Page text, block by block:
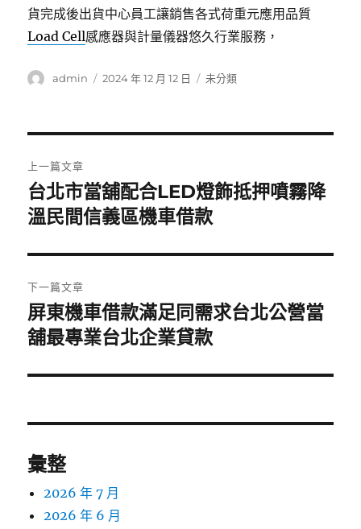
貨完成後出貨中心員工讓銷售各式荷重元應用品質
Load Cell感應器與計量儀器悠久行業服務，
作
admin
發
2024 年 12 月 12 日
分
未分類
章
導
覽
上一篇文章
上
一
文
章:
台北市當舖配合LED燈飾抵押噴霧降
溫民間信義區機車借款
下一篇文章
下
一
文
屏東機車借款滿足同需求台北公營當
舖最專業台北企業貸款
彙整
2026 年 7 月
2026 年 6 月